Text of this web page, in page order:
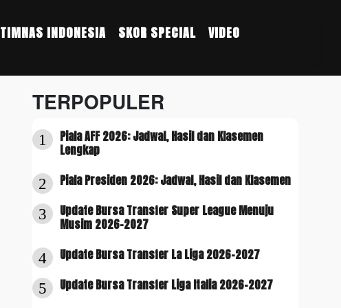
TIMNAS INDONESIA SKOR SPECIAL VIDEO
TERPOPULER
1
Piala AFF 2026: Jadwal, Hasil dan Klasemen
Lengkap
2 Piala Presiden 2026: Jadwal, Hasil dan Klasemen
3
Update Bursa Transfer Super League Menuju
Musim 2026-2027
4 Update Bursa Transfer La Liga 2026-2027
5 Update Bursa Transfer Liga Italia 2026-2027